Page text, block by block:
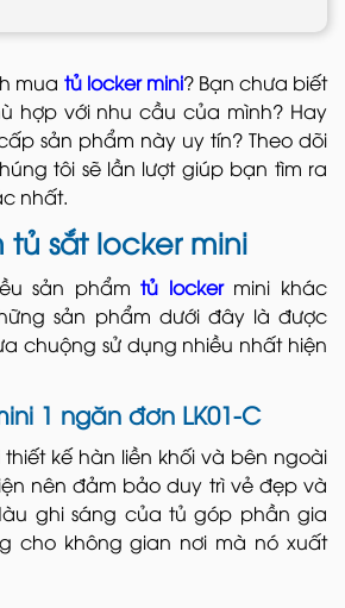
mua tủ locker mini? Bạn chưa biết
hợp với nhu cầu của mình? Hay
sản phẩm này uy tín? Theo dõi
tôi sẽ lần lượt giúp bạn tìm ra
nhất.
tủ sắt locker mini
sản phẩmtủ locker mini khác
sản phẩm dưới đây là được
chuộng sử dụng nhiều nhất hiện
1 ngăn đơn LK01-C
kế hàn liền khối và bên ngoài
nên đảm bảo duy trì vẻ đẹp và
ghi sáng của tủ góp phần gia
cho không gian nơi mà nó xuất